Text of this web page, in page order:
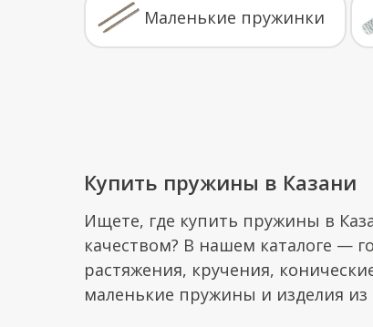
Маленькие пружинки
Купить пружины в Казани
Ищете, где купить пружины в
качеством? В нашем каталоге —
растяжения, кручения,
маленькие пружины и изделия